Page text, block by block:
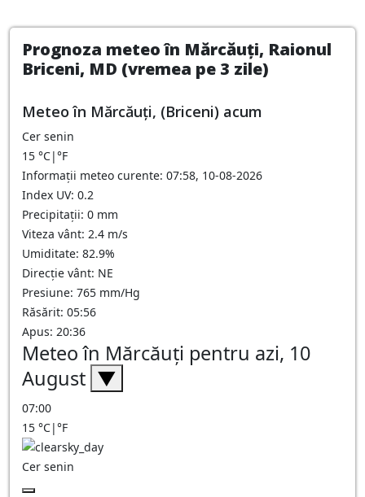
Prognoza meteo în Mărcăuți, Raionul
Briceni, MD (vremea pe 3 zile)
Meteo în Mărcăuţi, (Briceni) acum
Cer senin
15 °C|°F
Informații meteo curente: 07:58, 10-08-2026
Index UV: 0.2
Precipitații: 0 mm
Viteza vânt: 2.4 m/s
Umiditate: 82.9%
Direcție vânt: NE
Presiune: 765 mm/Hg
Răsărit: 05:56
Apus: 20:36
Meteo în Mărcăuţi pentru azi, 10
August ▼
07:00
15 °C|°F
Cer senin